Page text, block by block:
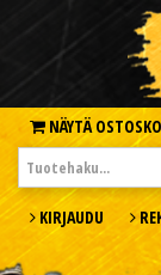
NÄYTÄ
KIRJAUDU